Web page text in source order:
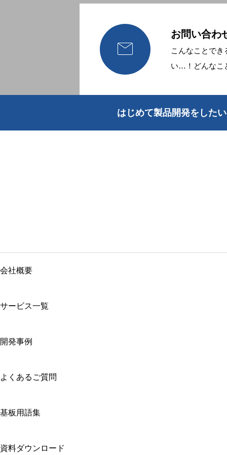

お問い合わ
こんなことで
い…！どんなこ
はじめて製品開発をした
会社概要
サービス一覧
開発事例
よくあるご質問
基板用語集
資料ダウンロード